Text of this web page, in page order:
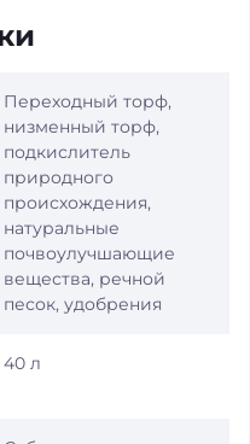
Переходный торф,
низменный торф,
подкислитель
природного
происхождения,
натуральные
почвоулучшающие
вещества, речной
песок, удобрения
40 л